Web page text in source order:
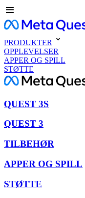
PRODUKTER
OPPLEVELSER
APPER OG SPILL
STØTTE
QUEST 3S
QUEST 3
TILBEHØR
APPER OG SPILL
STØTTE